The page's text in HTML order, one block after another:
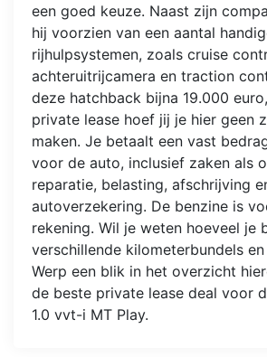
een goed keuze. Naast zijn
hij voorzien van een aantal
rijhulpsystemen, zoals cruise
achteruitrijcamera en traction
deze hatchback bijna 19.000
private lease hoef jij je hier geen
maken. Je betaalt een vast
voor de auto, inclusief zaken als
reparatie, belasting, afschrijving
autoverzekering. De benzine is
rekening. Wil je weten hoeveel je
verschillende kilometerbundels
Werp een blik in het overzicht
de beste private lease deal voor
1.0 vvt-i MT Play.